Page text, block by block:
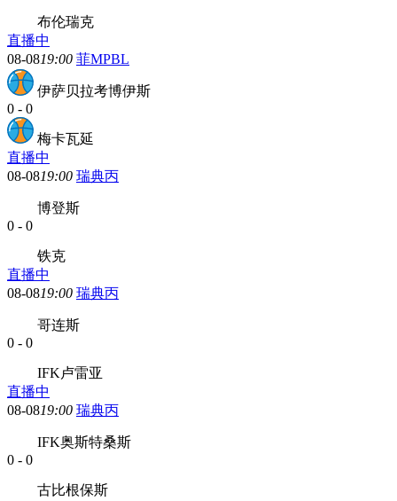
布伦瑞克
直播中
08-0819:00 菲MPBL
伊萨贝拉考博伊斯
0 - 0
梅卡瓦延
直播中
08-0819:00 瑞典丙
博登斯
0 - 0
铁克
直播中
08-0819:00 瑞典丙
哥连斯
0 - 0
IFK卢雷亚
直播中
08-0819:00 瑞典丙
IFK奥斯特桑斯
0 - 0
古比根保斯